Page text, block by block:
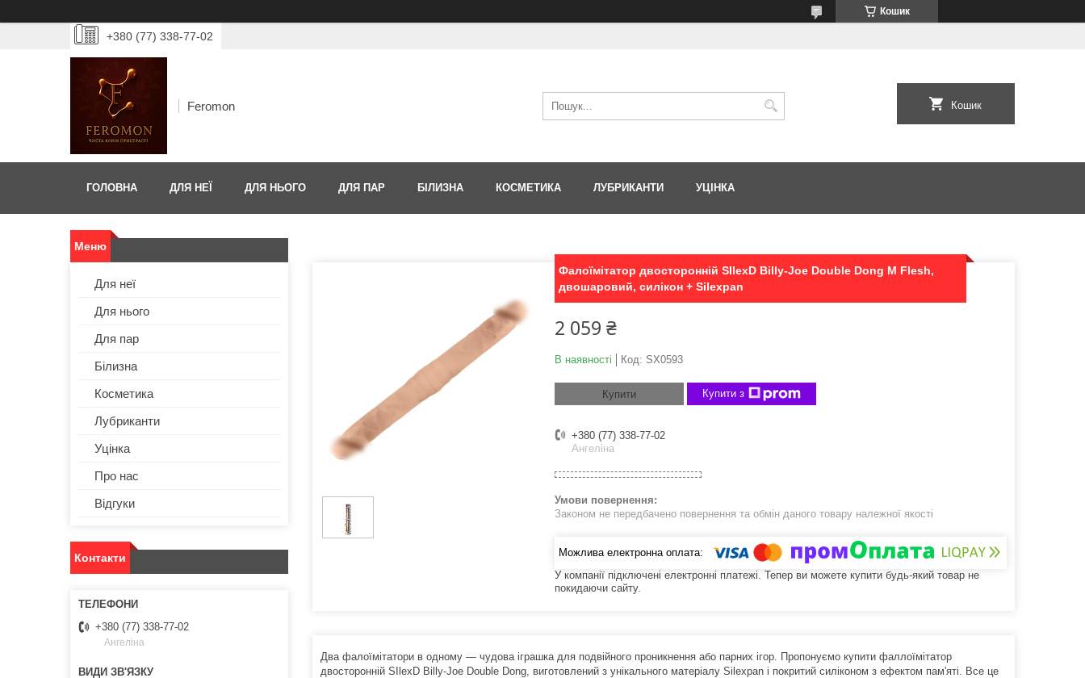
Кошик
+380 (77) 338-77-02
Feromon Кошик
ГОЛОВНА ДЛЯ НЕЇ ДЛЯ НЬОГО ДЛЯ ПАР БІЛИЗНА КОСМЕТИКА ЛУБРИКАНТИ УЦІНКА
Фалоїмітатор двосторонній SIlexD Billy-Joe Double Dong M Flesh,
двошаровий, силікон + Silexpan
2 059 ₴
В наявності Код: SX0593
Купити Купити з
+380 (77) 338-77-02
Ангеліна
Законом не передбачено повернення та обмін даного товару належної якості
У компанії підключені електронні платежі. Тепер ви можете купити будь-який товар не
покидаючи сайту.
Два фалоїмітатори в одному — чудова іграшка для подвійного проникнення або парних ігор. Пропонуємо купити фаллоїмітатор
двосторонній SIlexD Billy-Joe Double Dong, виготовлений з унікального матеріалу Silexpan і покритий силіконом з ефектом пам'яті. Все це
Для неї
Для нього
Для пар
Білизна
Косметика
Лубриканти
Уцінка
Про нас
Відгуки
Контакти
+380 (77) 338-77-02
Ангеліна